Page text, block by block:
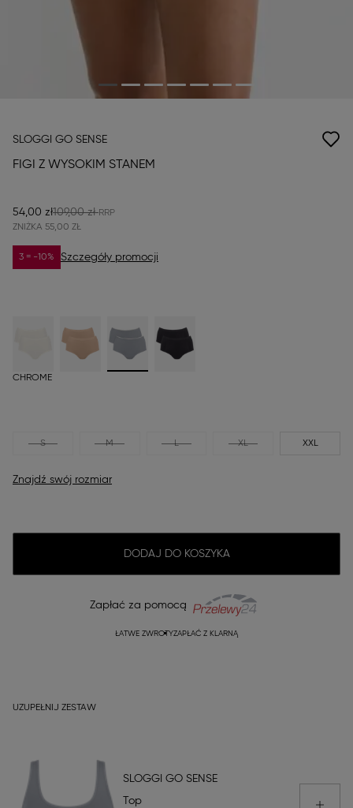
SLOGGI GO SENSE
FIGI Z WYSOKIM STANEM
54,00 zł109,00 zł
ZNIŻKA 55,00 ZŁ
3 = -10% Szczegóły promocji
CHROME
S M L XL XXL
Znajdź swój rozmiar
DODAJ DO KOSZYKA
Zapłać za pomocą
ŁATWE ZWROTYZAPŁAĆ Z KLARNĄ
UZUPEŁNIJ ZESTAW
SLOGGI GO SENSE
Top